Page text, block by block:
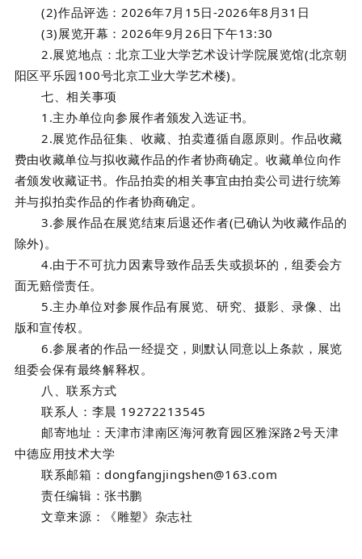
(2)作品评选：2026年7月15日-2026年8月31日
(3)展览开幕：2026年9月26日下午13:30
2.展览地点：北京工业大学艺术设计学院展览馆(北京朝
阳区平乐园100号北京工业大学艺术楼)。
七、相关事项
1.主办单位向参展作者颁发入选证书。
2.展览作品征集、收藏、拍卖遵循自愿原则。作品收藏
费由收藏单位与拟收藏作品的作者协商确定。收藏单位向作
者颁发收藏证书。作品拍卖的相关事宜由拍卖公司进行统筹
并与拟拍卖作品的作者协商确定。
3.参展作品在展览结束后退还作者(已确认为收藏作品的
除外)。
4.由于不可抗力因素导致作品丢失或损坏的，组委会方
面无赔偿责任。
5.主办单位对参展作品有展览、研究、摄影、录像、出
版和宣传权。
6.参展者的作品一经提交，则默认同意以上条款，展览
组委会保有最终解释权。
八、联系方式
联系人： 李晨 19272213545
邮寄地址： 天津市津南区海河教育园区雅深路2号天津
中德应用技术大学
联系邮箱：dongfangjingshen@163.com
责任编辑：张书鹏
文章来源：《雕塑》杂志社